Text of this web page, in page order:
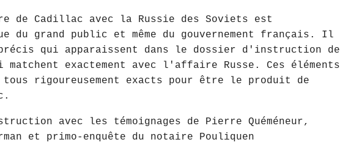
de Cadillac avec la Russie des Soviets est
du grand public et même du gouvernement français. Il
qui apparaissent dans le dossier d'instruction de
exactement avec l'affaire Russe. Ces éléments
rigoureusement exacts pour être le produit de
avec les témoignages de Pierre Quéméneur,
et primo-enquête du notaire Pouliquen